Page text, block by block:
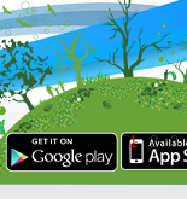
1 2 3